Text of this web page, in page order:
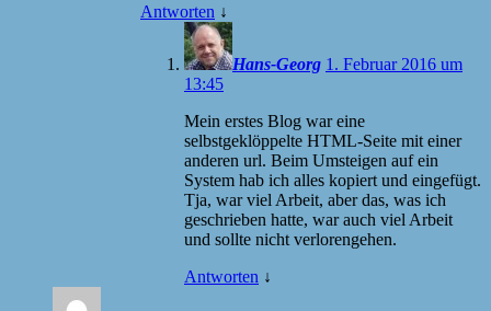
Antworten ↓
Hans-Georg 1. Februar 2016 um
13:45
Mein erstes Blog war eine
selbstgeklöppelte HTML-Seite mit einer
anderen url. Beim Umsteigen auf ein
System hab ich alles kopiert und eingefügt.
Tja, war viel Arbeit, aber das, was ich
geschrieben hatte, war auch viel Arbeit
und sollte nicht verlorengehen.
Antworten ↓